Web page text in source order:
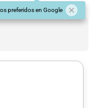
preferidos en Google